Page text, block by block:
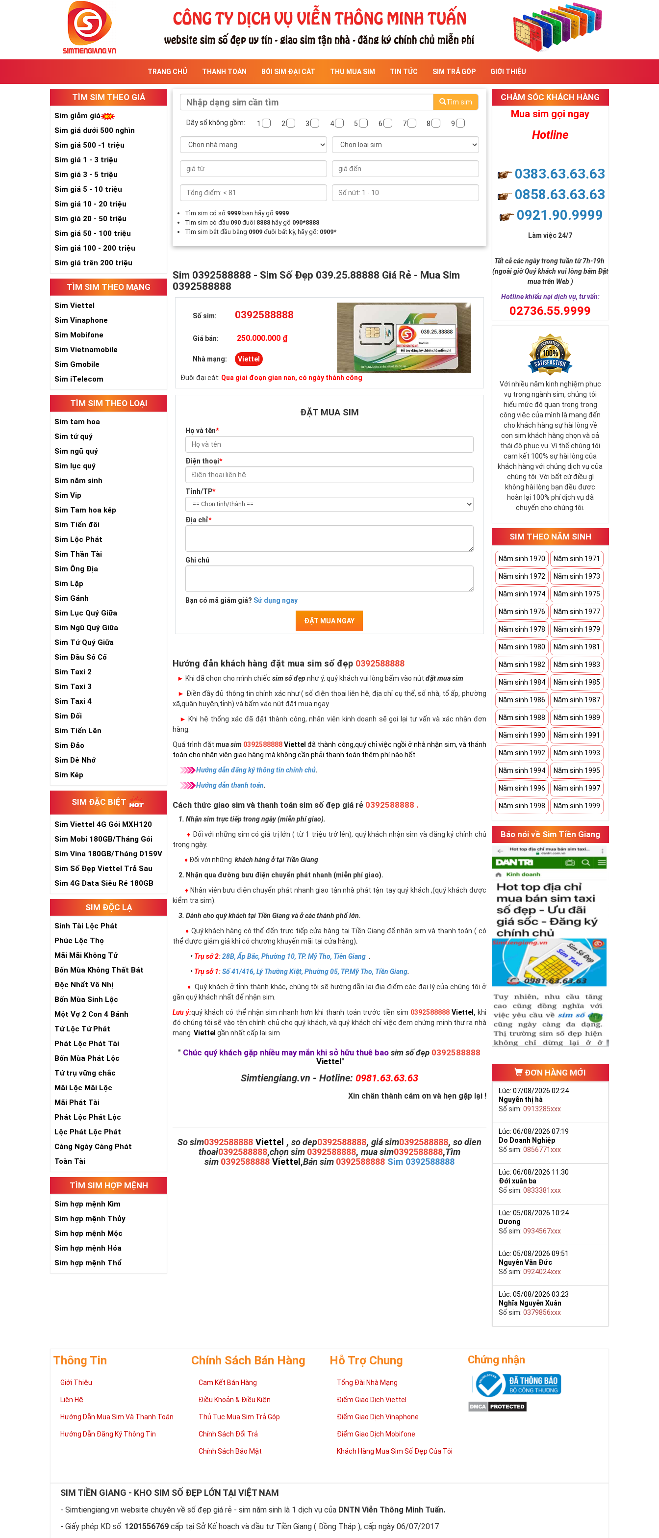
TRANG CHỦ THANH TOÁN BÓI SIM ĐẠI CÁT THU MUA SIM TIN TỨC SIM TRẢ GÓP GIỚI THIỆU
TÌM SIM THEO GIÁ
Sim giảm giá
Sim giá dưới 500 nghìn
Sim giá 500 -1 triệu
Sim giá 1 - 3 triệu
Sim giá 3 - 5 triệu
Sim giá 5 - 10 triệu
Sim giá 10 - 20 triệu
Sim giá 20 - 50 triệu
Sim giá 50 - 100 triệu
Sim giá 100 - 200 triệu
Sim giá trên 200 triệu
TÌM SIM THEO MẠNG
Sim Viettel
Sim Vinaphone
Sim Mobifone
Sim Vietnamobile
Sim Gmobile
Sim iTelecom
TÌM SIM THEO LOẠI
Sim tam hoa
Sim tứ quý
Sim ngũ quý
Sim lục quý
Sim năm sinh
Sim Vip
Sim Tam hoa kép
Sim Tiến đôi
Sim Lộc Phát
Sim Thần Tài
Sim Ông Địa
Sim Lặp
Sim Gánh
Sim Lục Quý Giữa
Sim Ngũ Quý Giữa
Sim Tứ Quý Giữa
Sim Đầu Số Cổ
Sim Taxi 2
Sim Taxi 3
Sim Taxi 4
Sim Đối
Sim Tiến Lên
Sim Đảo
Sim Dễ Nhớ
Sim Kép
SIM ĐẶC BIỆT
Sim Viettel 4G Gói MXH120
Siêu Rẻ
Sim Mobi 180GB/Tháng Gói
TK159
Sim Vina 180GB/Tháng D159V
Sim Số Đẹp Viettel Trả Sau
Sim 4G Data Siêu Rẻ 180GB
SIM ĐỘC LẠ
Sinh Tài Lộc Phát
Phúc Lộc Thọ
Mãi Mãi Không Tử
Bốn Mùa Không Thất Bát
Độc Nhất Vô Nhị
Bốn Mùa Sinh Lộc
Một Vợ 2 Con 4 Bánh
Tứ Lộc Tứ Phát
Phát Lộc Phát Tài
Bốn Mùa Phát Lộc
Tứ trụ vững chắc
Mãi Lộc Mãi Lộc
Mãi Phát Tài
Phát Lộc Phát Lộc
Lộc Phát Lộc Phát
Càng Ngày Càng Phát
Toàn Tài
TÌM SIM HỢP MỆNH
Sim hợp mệnh Kim
Sim hợp mệnh Thủy
Sim hợp mệnh Mộc
Sim hợp mệnh Hỏa
Sim hợp mệnh Thổ
Tìm sim
Dãy số không gồm: 1 2 3 4 5 6 7 8 9
Tìm sim có số 9999 bạn hãy gõ 9999
Tìm sim có đầu 090đuôi 8888 hãy gõ 090*8888
Tìm sim bắt đầu bằng 0909 đuôi bất kỳ, hãy gõ: 0909*
Sim 0392588888 - Sim Số Đẹp 039.25.88888 Giá Rẻ - Mua Sim
0392588888
Số sim: 0392588888
Giá bán: 250.000.000 ₫
Nhà mạng: Viettel
Đuôi đại cát: Qua giai đoạn gian nan, có ngày thành công
ĐẶT MUA SIM
Họ và tên*
Điện thoại*
Tỉnh/TP*
Địa chỉ*
Ghi chú
Bạn có mã giảm giá? Sử dụng ngay
ĐẶT MUA NGAY
Hướng đẫn khách hàng đặt mua sim số đẹp 0392588888
► Khi đã chọn cho mình chiếcsim số đẹpnhư ý, quý khách vui lòng bấm vào nútđặt mua sim
► Điền đầy đủ thông tin chính xác như ( số điện thoại liên hệ, địa chỉ cụ thể, số nhà, tổ ấp, phường
xã,quận huyện,tỉnh) và bấm váo nút đặt mua ngay
► Khi hệ thống xác đã đặt thành công, nhân viên kinh doanh sẽ gọi lại tư vấn và xác nhận đơn
hàng.
Quá trình đặtmua sim 0392588888Viettelđã thành công,quý chỉ việc ngồi ở nhà nhận sim, và thánh
toán cho nhân viên giao hàng mà không cần phải thanh toán thêm phí nào hết.
Hướng dẫn đăng ký thông tin chính chủ.
Hướng dẫn thanh toán.
Cách thức giao sim và thanh toán sim số đẹp giá rẻ 0392588888 .
1. Nhận sim trực tiếp trong ngày (miễn phí giao).
♦ Đối với những sim có giá trị lớn ( từ 1 triệu trở lên), quý khách nhận sim và đăng ký chính chủ
trong ngày.
♦ Đối với nhữngkhách hàng ở tại Tiền Giang
2. Nhận qua đường bưu điện chuyển phát nhanh (miễn phí giao).
♦ Nhân viên bưu điện chuyển phát nhanh giao tận nhà phát tận tay quý khách ,(quý khách được
kiểm tra sim).
3. Dành cho quý khách tại Tiền Giang và ở các thành phố lớn.
♦ Quý khách hàng có thể đến trực tiếp cửa hàng tại Tiền Giang để nhận sim và thanh toán ( có
thể được giảm giá khi có chương khuyến mãi tại cửa hàng).
• Trụ sở 2: 28B, Ấp Bắc, Phường 10, TP. Mỹ Tho, Tiền Giang .
• Trụ sở 1: Số 41/416, Lý Thường Kiệt, Phường 05, TP.Mỹ Tho, Tiền Giang.
♦ Quý khách ở tỉnh thành khác, chúng tôi sẽ hướng dẫn lại địa điểm các đại lý của chúng tôi ở
gần quý khách nhất để nhận sim.
Lưu ý:quý khách có thể nhận sim nhanh hơn khi thanh toán trước tiền sim 0392588888 Viettel , khi
đó chúng tôi sẽ vào tên chính chủ cho quý khách, và quý khách chỉ việc đem chứng minh thư ra nhà
mạng Viettel gần nhất cấp lại sim
" Chúc quý khách gặp nhiều may mắn khi sở hữu thuê baosim số đẹp 0392588888
Viettel"
Simtiengiang.vn - Hotline: 0981.63.63.63
Xin chân thành cám ơn và hẹn gặp lại !
So sim0392588888 Viettel , so dep0392588888, giá sim0392588888, so dien
thoai0392588888,chọn sim 0392588888, mua sim0392588888,Tìm
sim 0392588888 Viettel,Bán sim 0392588888 Sim 0392588888
CHĂM SÓC KHÁCH HÀNG
Mua sim gọi ngay
Hotline
0383.63.63.63
0858.63.63.63
0921.90.9999
Làm việc 24/7
Tất cả các ngày trong tuần từ 7h-19h
(ngoài giờ Quý khách vui lòng bấm Đặt
mua trên Web )
Hotline khiếu nại dịch vụ, tư vấn:
02736.55.9999
Với nhiều năm kinh nghiệm phục
vụ trong ngành sim, chúng tôi
hiểu mức độ quan trọng trong
công việc của mình là mang đến
cho khách hàng sự hài lòng về
con sim khách hàng chọn và cả
thái độ phục vụ. Vì thế chúng tôi
cam kết 100% sự hài lòng của
khách hàng với chúng dịch vụ của
chúng tôi. Với bất cứ điều gì
không hài lòng bạn đều được
hoàn lại 100% phí dịch vụ đã
chuyển cho chúng tôi.
SIM THEO NĂM SINH
Năm sinh 1970 Năm sinh 1971
Năm sinh 1972 Năm sinh 1973
Năm sinh 1974 Năm sinh 1975
Năm sinh 1976 Năm sinh 1977
Năm sinh 1978 Năm sinh 1979
Năm sinh 1980 Năm sinh 1981
Năm sinh 1982 Năm sinh 1983
Năm sinh 1984 Năm sinh 1985
Năm sinh 1986 Năm sinh 1987
Năm sinh 1988 Năm sinh 1989
Năm sinh 1990 Năm sinh 1991
Năm sinh 1992 Năm sinh 1993
Năm sinh 1994 Năm sinh 1995
Năm sinh 1996 Năm sinh 1997
Năm sinh 1998 Năm sinh 1999
Báo nói về Sim Tiền Giang
ĐƠN HÀNG MỚI
Lúc: 07/08/2026 02:24
Nguyễn thị hà
Số sim:0913285xxx
Lúc: 06/08/2026 07:19
Do Doanh Nghiệp
Số sim:0856771xxx
Lúc: 06/08/2026 11:30
Đới xuân ba
Số sim:0833381xxx
Lúc: 05/08/2026 10:24
Dương
Số sim:0934567xxx
Lúc: 05/08/2026 09:51
Nguyễn Văn Đức
Số sim:0924024xxx
Lúc: 05/08/2026 03:23
Nghĩa Nguyễn Xuân
Số sim:0379856xxx
Thông Tin
Giới Thiệu
Liên Hệ
Hướng Dẫn Mua Sim Và Thanh Toán
Hướng Dẫn Đăng Ký Thông Tin
Chính Sách Bán Hàng
Cam Kết Bán Hàng
Điều Khoản & Điều Kiện
Thủ Tục Mua Sim Trả Góp
Chính Sách Đổi Trả
Chính Sách Bảo Mật
Hỗ Trợ Chung
Tổng Đài Nhà Mạng
Điểm Giao Dịch Viettel
Điểm Giao Dịch Vinaphone
Điểm Giao Dịch Mobifone
Khách Hàng Mua Sim Số Đẹp Của Tôi
Chứng nhận
SIM TIỀN GIANG - KHO SIM SỐ ĐẸP LỚN TẠI VIỆT NAM
- Simtiengiang.vn website chuyên về số đẹp giá rẻ - sim năm sinh là 1 dịch vụ của DNTN Viễn Thông Minh Tuấn.
- Giấy phép KD số: 1201556769 cấp tại Sở Kế hoạch và đầu tư Tiền Giang ( Đồng Tháp ), cấp ngày 06/07/2017